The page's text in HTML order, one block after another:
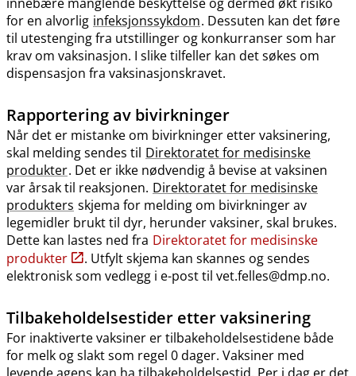
for en alvorlig infeksjonssykdom. Dessuten kan det føre
til utestenging fra utstillinger og konkurranser som har
krav om vaksinasjon. I slike tilfeller kan det søkes om
dispensasjon fra vaksinasjonskravet.
Rapportering av bivirkninger
Når det er mistanke om bivirkninger etter vaksinering,
skal melding sendes til Direktoratet for medisinske
produkter. Det er ikke nødvendig å bevise at vaksinen
var årsak til reaksjonen. Direktoratet for medisinske
produkters skjema for melding om bivirkninger av
legemidler brukt til dyr, herunder vaksiner, skal brukes.
Dette kan lastes ned fra Direktoratet for medisinske
produkter
. Utfylt skjema kan skannes og sendes
elektronisk som vedlegg i e-post til vet.felles@dmp.no.
Tilbakeholdelsestider etter vaksinering
For inaktiverte vaksiner er tilbakeholdelsestidene både
for melk og slakt som regel 0 dager. Vaksiner med